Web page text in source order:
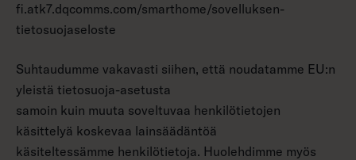
fi.atk7.dqcomms.com/smarthome/sovelluksen-
tietosuojaseloste
Suhtaudumme vakavasti siihen, että noudatamme EU:n
yleistä tietosuoja-asetusta
samoin kuin muuta soveltuvaa henkilötietojen
käsittelyä koskevaa lainsäädäntöä
käsiteltessämme henkilötietoja. Huolehdimme myös